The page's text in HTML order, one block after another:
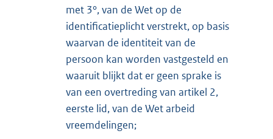
met 3°, van de Wet op de
identificatieplicht verstrekt, op basis
waarvan de identiteit van de
persoon kan worden vastgesteld en
waaruit blijkt dat er geen sprake is
van een overtreding van artikel 2,
eerste lid, van de Wet arbeid
vreemdelingen;